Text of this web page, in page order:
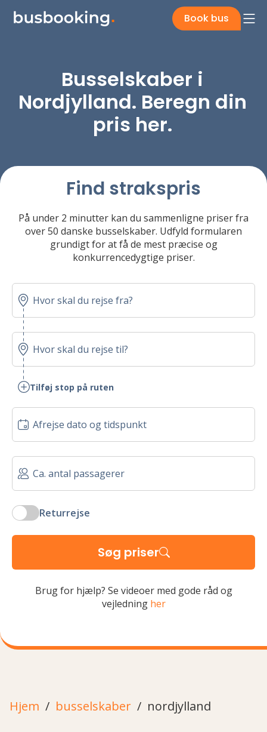
Book bus
Busselskaber i
Nordjylland. Beregn din
pris her.
Find strakspris
På under 2 minutter kan du sammenligne priser fra
over 50 danske busselskaber. Udfyld formularen
grundigt for at få de mest præcise og
konkurrencedygtige priser.
Tilføj stop på ruten
Returrejse
Søg priser
Brug for hjælp? Se videoer med gode råd og
vejledning her
Hjem busselskaber nordjylland